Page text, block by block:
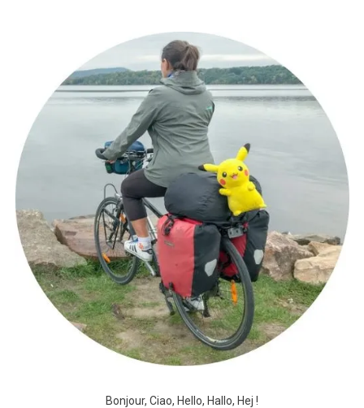
Bonjour, Ciao, Hello, Hallo, Hej !